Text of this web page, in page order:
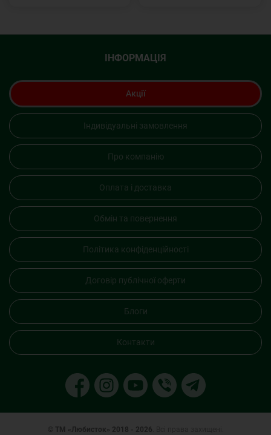
ІНФОРМАЦІЯ
Акції
Індивідуальні замовлення
Про компанію
Оплата і доставка
Обмін та повернення
Політика конфіденційності
Договір публічної оферти
Блоги
Контакти
© ТМ «Любисток» 2018 - 2026